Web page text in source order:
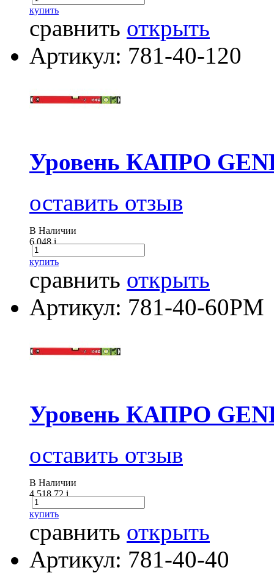
купить
сравнить открыть
Артикул: 781-40-120
Уровень КАПРО
оставить отзыв
В Наличии
6 048i
купить
сравнить открыть
Артикул: 781-40-60РМ
Уровень КАПРО
оставить отзыв
В Наличии
4 518.72i
купить
сравнить открыть
Артикул: 781-40-40